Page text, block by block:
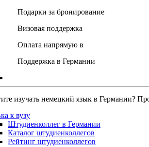
Подарки за бронирование
Визовая поддержка
Оплата напрямую в
Поддержка в Германии
изучать немецкий язык в Германии?
к вузу
Штудиенколлег в Германии
Каталог штудиенколлегов
Рейтинг штудиенколлегов